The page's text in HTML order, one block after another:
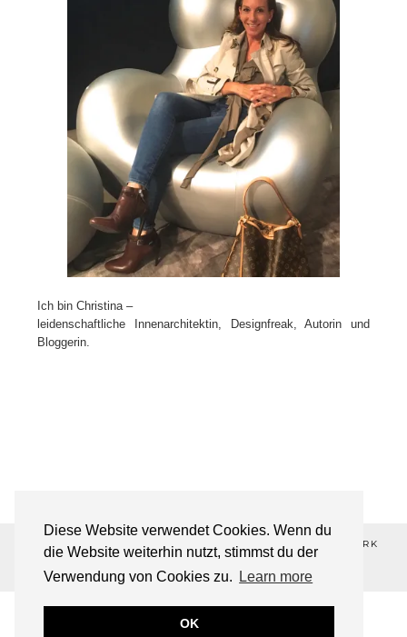
Diese Website verwendet Cookies. Wenn du
die Website weiterhin nutzt, stimmst du der
Verwendung von Cookies zu.
Learn more
OK
Ich bin Christina –
leidenschaftliche Innenarchitektin, Designfreak, Autorin und
Bloggerin.
©2026 ALL-ABOUT-DESIGN💋 ®REGISTERED TRADEMARK
THEME DESIGNED BY pipdig